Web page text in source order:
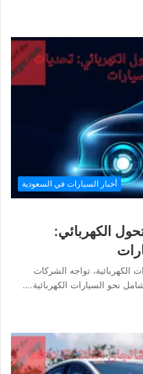
أخبار السيارات في السعودية
الكهربائي:
الكهربائية، تواجه الشركات
نحو السيارات الكهربائية.…